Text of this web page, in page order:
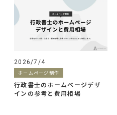
2026/7/4
ホームページ制作
行政書士のホームページデザ
インの参考と費用相場